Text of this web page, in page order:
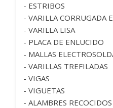
- ESTRIBOS
- VARILLA CORRUGADA
- VARILLA LISA
- PLACA DE ENLUCIDO
- MALLAS
- VARILLAS TREFILADAS
- VIGAS
- VIGUETAS
- ALAMBRES RECOCIDOS